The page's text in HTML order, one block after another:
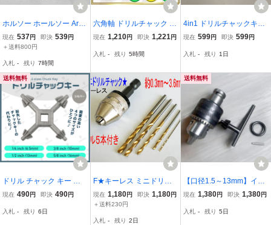
ホルソー ホールソー Arbo
r for Holesaw アーバー ヘ
ックスシャンク 14-30mm
現在 537円 即決 539円
＋送料800円
入札 - 残り 7時間
六角軸 ドリルチャック 充
電ドリル インパクトドラ
チャックハンドル チャッ
磨 インパクト
現在 1,210円 即決 1,221 円
入札 - 残り 5時間
4in1 ドリルチャックキー
ハンドル ドリル ラチェッ
現在 599円 即決 599円
入札 - 残り 1日
送料無料
ドリル チャック キー ハ
ンドドリル チャックハン
ー アダプター 電気 ドリ
現在 490円 即決 490円
入札 - 残り 6日
F★キーレス ミニドリル
チャック 約0.3～3.6㎜ビ
ット対応 ドリル0.75,1.
現在 1,180円 即決 1,180円
＋送料230円
入札 - 残り 2日
送料無料
【口径1.5～13mm】イン
パクトレンチ用 ドリル
現在 1,380円 即決 1,380円
入札 - 残り 5日